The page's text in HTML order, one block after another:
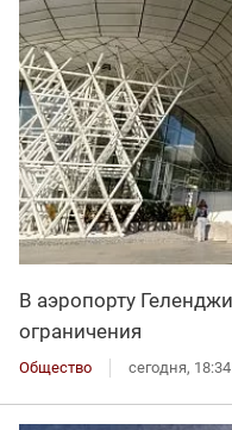
В аэропорту
ограничения
Общество сегодня, 18:34